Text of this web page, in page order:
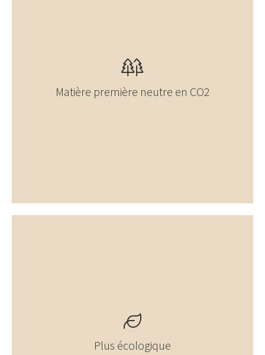
Matière première neutre en CO2
Plus écologique